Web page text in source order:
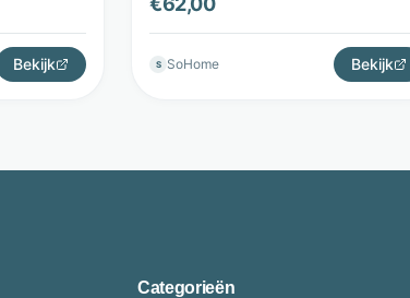
Bekijk S SoHome Bekijk
Categorieën